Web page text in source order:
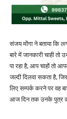
संजय मोंगा ने बताया कि
बारे में जानकारी चाही
पा रहा है, आप चाहों तो
जल्दी दिलवा सकता है,
लिए सम्पर्क करने पर
आज दिन तक उनके पुत्र को